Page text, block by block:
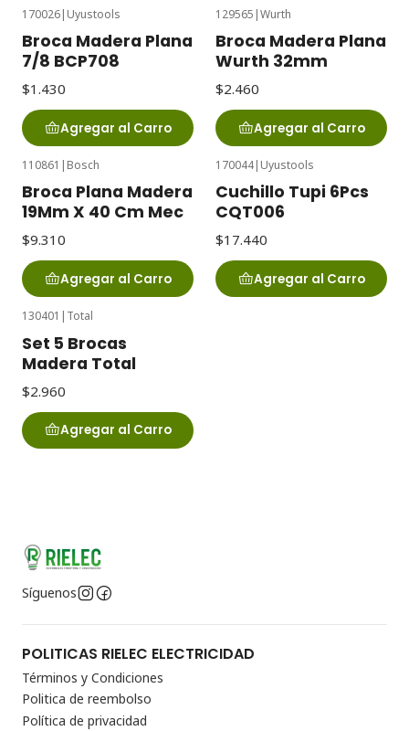
170026| Uyustools
Broca Madera Plana
7/8 BCP708
$1.430
Agregar al Carro
129565 |Wurth
Broca Madera Plana
Wurth 32mm
$2.460
Agregar al Carro
110861 | Bosch
Broca Plana Madera
19Mm X 40 Cm Mec
$9.310
Agregar al Carro
170044| Uyustools
Cuchillo Tupi 6Pcs
CQT006
$17.440
Agregar al Carro
130401 Total
Set 5 Brocas
Madera Total
$2.960
Agregar al Carro
Síguenos
POLITICAS RIELEC ELECTRICIDAD
Términos y Condiciones
Politica de reembolso
Política de privacidad